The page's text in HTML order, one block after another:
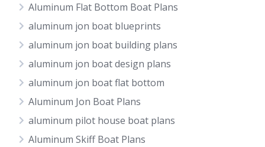
Aluminum Flat Bottom Boat Plans
aluminum jon boat blueprints
aluminum jon boat building plans
aluminum jon boat design plans
aluminum jon boat flat bottom
Aluminum Jon Boat Plans
aluminum pilot house boat plans
Aluminum Skiff Boat Plans